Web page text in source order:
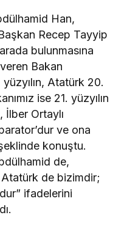
Han,
Recep Tayyip
bulunmasına
Bakan
Atatürk 20.
ise 21. yüzyılın
İlber Ortaylı
ve ona
konuştu.
de,
de bizimdir;
ifadelerini